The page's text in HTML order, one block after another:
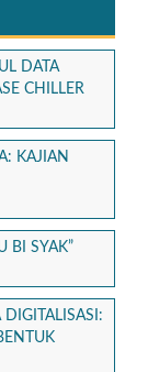
DATA
CHILLER
KAJIAN
BI SYAK”